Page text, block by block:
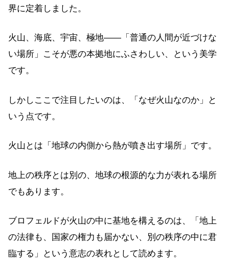
界に定着しました。
火山、海底、宇宙、極地——「普通の人間が近づけな
い場所」こそが悪の本拠地にふさわしい、という美学
です。
しかしここで注目したいのは、「なぜ火山なのか」と
いう点です。
火山とは「地球の内側から熱が噴き出す場所」です。
地上の秩序とは別の、地球の根源的な力が表れる場所
でもあります。
ブロフェルドが火山の中に基地を構えるのは、「地上
の法律も、国家の権力も届かない、別の秩序の中に君
臨する」という意志の表れとして読めます。